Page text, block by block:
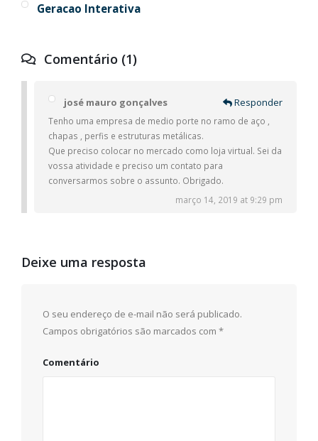
Geracao Interativa
Comentário (1)
josé mauro gonçalves Responder
Tenho uma empresa de medio porte no ramo de aço ,
chapas , perfis e estruturas metálicas.
Que preciso colocar no mercado como loja virtual. Sei da
vossa atividade e preciso um contato para
conversarmos sobre o assunto. Obrigado.
março 14, 2019 at 9:29 pm
Deixe uma resposta
O seu endereço de e-mail não será publicado.
Campos obrigatórios são marcados com *
Comentário